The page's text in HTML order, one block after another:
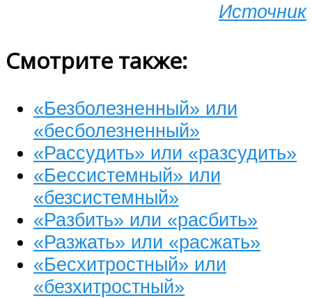
Источник
Смотрите также:
«Безболезненный» или
«бесболезненный»
«Рассудить» или «разсудить»
«Бессистемный» или
«безсистемный»
«Разбить» или «расбить»
«Разжать» или «расжать»
«Бесхитростный» или
«безхитростный»